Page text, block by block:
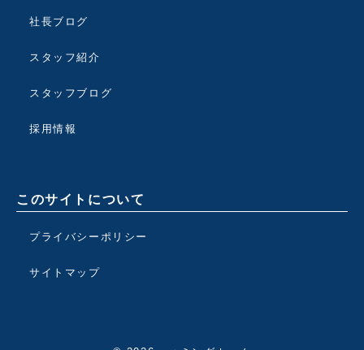
社長ブログ
スタッフ紹介
スタッフブログ
採用情報
このサイトについて
プライバシーポリシー
サイトマップ